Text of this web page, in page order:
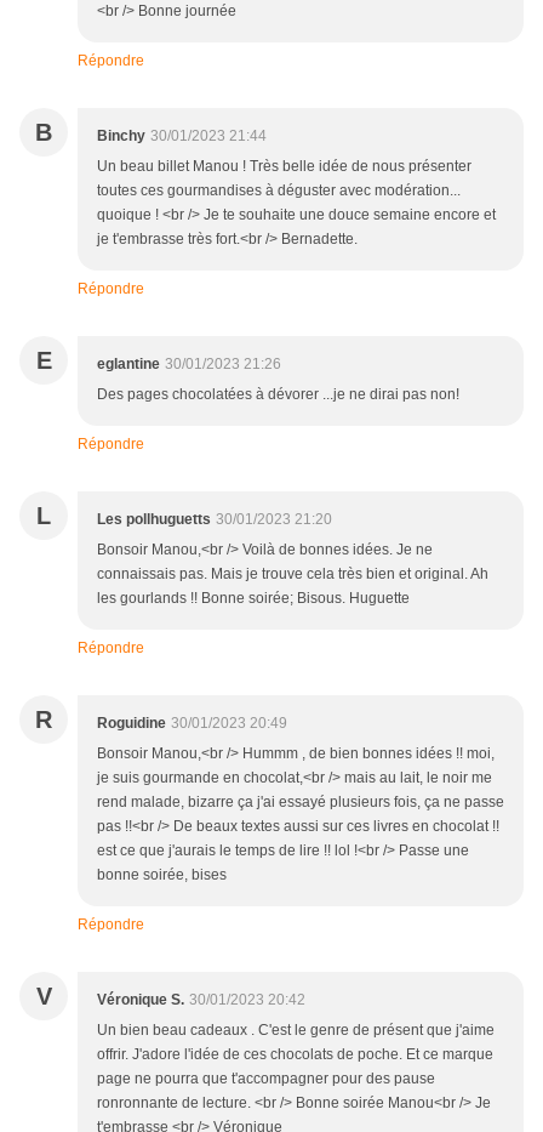
<br /> Bonne journée
Répondre
B Binchy 30/01/2023 21:44
Un beau billet Manou ! Très belle idée de nous présenter
toutes ces gourmandises à déguster avec modération...
quoique ! <br /> Je te souhaite une douce semaine encore et
je t'embrasse très fort.<br /> Bernadette.
Répondre
E eglantine 30/01/2023 21:26
Des pages chocolatées à dévorer ...je ne dirai pas non!
Répondre
L Les pollhuguetts 30/01/2023 21:20
Bonsoir Manou,<br /> Voilà de bonnes idées. Je ne
connaissais pas. Mais je trouve cela très bien et original. Ah
les gourlands !! Bonne soirée; Bisous. Huguette
Répondre
R Roguidine 30/01/2023 20:49
Bonsoir Manou,<br /> Hummm , de bien bonnes idées !! moi,
je suis gourmande en chocolat,<br /> mais au lait, le noir me
rend malade, bizarre ça j'ai essayé plusieurs fois, ça ne passe
pas !!<br /> De beaux textes aussi sur ces livres en chocolat !!
est ce que j'aurais le temps de lire !! lol !<br /> Passe une
bonne soirée, bises
Répondre
V Véronique S. 30/01/2023 20:42
Un bien beau cadeaux . C'est le genre de présent que j'aime
offrir. J'adore l'idée de ces chocolats de poche. Et ce marque
page ne pourra que t'accompagner pour des pause
ronronnante de lecture. <br /> Bonne soirée Manou<br /> Je
t'embrasse <br /> Véronique